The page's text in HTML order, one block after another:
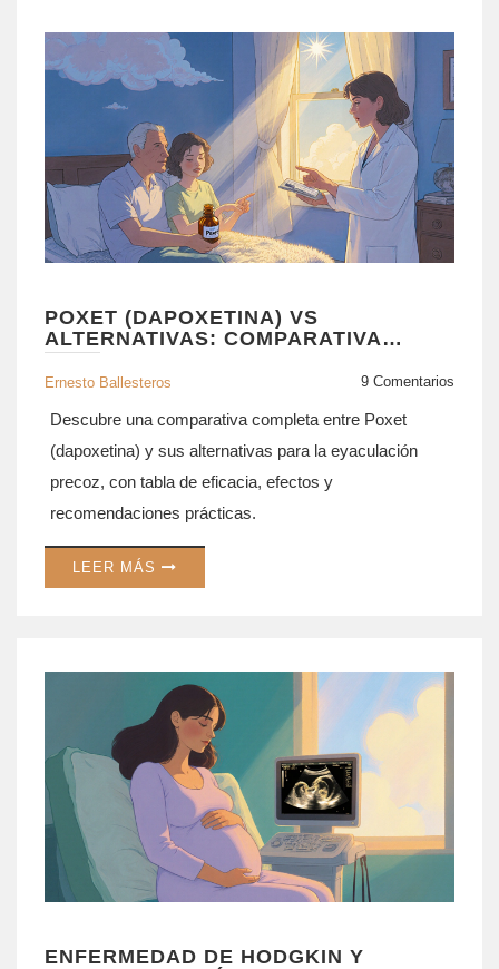
POXET (DAPOXETINA) VS
ALTERNATIVAS: COMPARATIVA
COMPLETA
Ernesto Ballesteros 9 Comentarios
Descubre una comparativa completa entre Poxet
(dapoxetina) y sus alternativas para la eyaculación
precoz, con tabla de eficacia, efectos y
recomendaciones prácticas.
LEER MÁS
ENFERMEDAD DE HODGKIN Y